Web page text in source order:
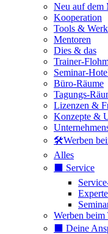
Neu auf dem
Kooperation
Tools &
Mentoren
Dies & das
Trainer-
Seminar-
Büro-Räume
Tagungs-
Lizenzen &
Konzepte &
🛠️Werben
Alles
⬛️ Service
Werben beim
⬛️ Deine